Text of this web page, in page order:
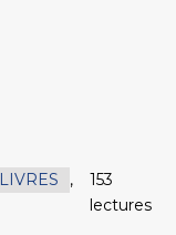
LIVRES
,
153
lectures